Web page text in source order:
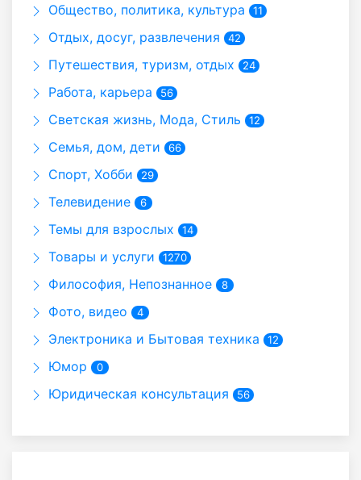
Общество, политика, культура 11
Отдых, досуг, развлечения 42
Путешествия, туризм, отдых 24
Работа, карьера 56
Светская жизнь, Мода, Стиль 12
Семья, дом, дети 66
Спорт, Хобби 29
Телевидение 6
Темы для взрослых 14
Товары и услуги 1270
Философия, Непознанное 8
Фото, видео 4
Электроника и Бытовая техника 12
Юмор 0
Юридическая консультация 56